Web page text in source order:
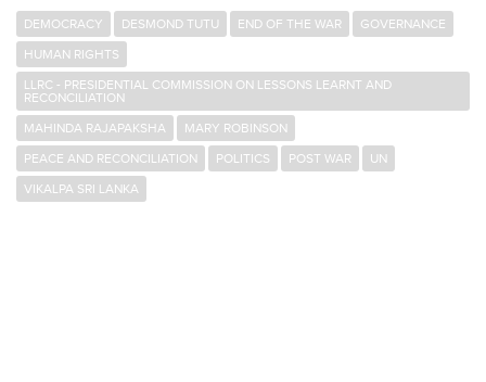
DEMOCRACY DESMOND TUTU END OF THE WAR
GOVERNANCE
HUMAN RIGHTS
LLRC - PRESIDENTIAL COMMISSION ON LESSONS LEARNT AND
RECONCILIATION
MAHINDA RAJAPAKSHA
MARY ROBINSON
PEACE AND RECONCILIATION
POLITICS POST WAR
UN
VIKALPA SRI LANKA